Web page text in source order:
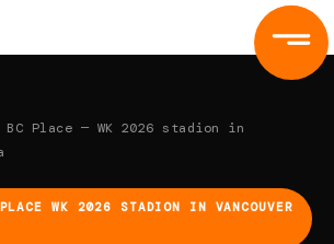
BC Place — WK 2026 stadion in
WK 2026 STADION IN VANCOUVER